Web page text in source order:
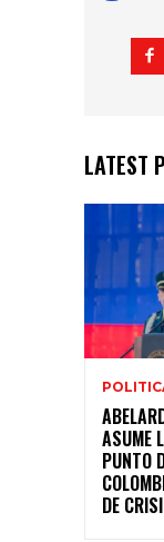
LATEST
ASUME
PUNTO
DE